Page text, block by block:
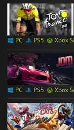
PC PS5 Xbox
PC PS5 Xbox